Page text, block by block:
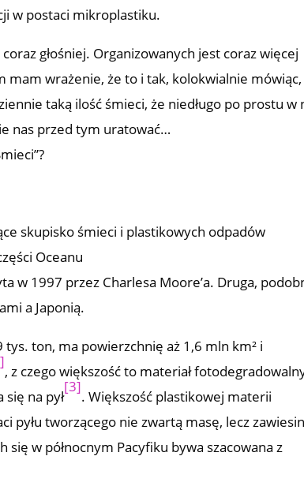
w postaci mikroplastiku.
głośniej. Organizowanych jest coraz więcej
wrażenie, że to i tak, kolokwialnie mówiąc,
taką ilość śmieci, że niedługo po prostu w
nas przed tym uratować…
skupisko śmieci i plastikowych odpadów
Oceanu
w 1997 przez Charlesa Moore’a. Druga,
a Japonią.
ton, ma powierzchnię aż 1,6 mln km² i
, z czego większość to materiał
na pył
[3]
. Większość plastikowej materii
pyłu tworzącego nie zwartą masę, lecz
w północnym Pacyfiku bywa szacowana z